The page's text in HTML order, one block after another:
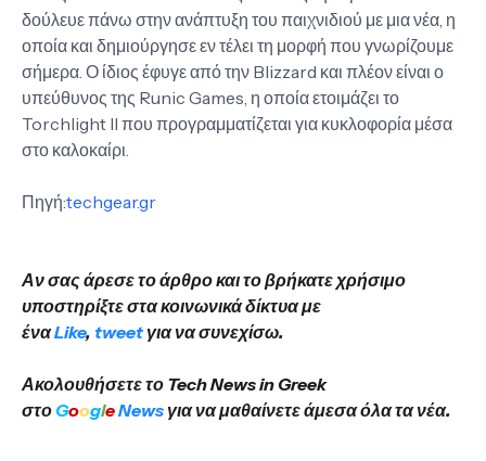
δούλευε πάνω στην ανάπτυξη του παιχνιδιού με μια νέα, η
οποία και δημιούργησε εν τέλει τη μορφή που γνωρίζουμε
σήμερα. Ο ίδιος έφυγε από την Blizzard και πλέον είναι ο
υπεύθυνος της Runic Games, η οποία ετοιμάζει το
Torchlight II που προγραμματίζεται για κυκλοφορία μέσα
στο καλοκαίρι.
Πηγή:techgear.gr
Αν σας άρεσε το άρθρο και το βρήκατε χρήσιμο
υποστηρίξτε στα κοινωνικά δίκτυα με
έναLike, tweet για να συνεχίσω.
Ακολουθήσετε το Tech News in Greek
στο GoogleNews για να μαθαίνετε άμεσα όλα τα νέα.